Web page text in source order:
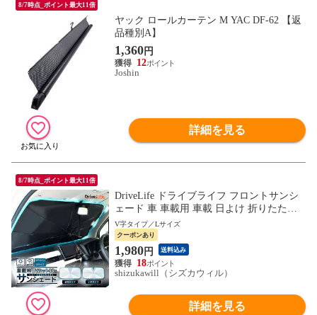
8/7時点_ポイント最大11倍
ヤック ロールカーテン M YAC DF-62 【返
品種別A】
1,360円
12
Joshin
詳細を見る
8/7時点_ポイント最大11倍
DriveLife ドライブライフ フロントサンシ
ェード 車 車載用 車載 日よけ 折りたたみ
車用 ドライブライフ V字タイプ SS02 L 1
個入り
V字タイプ／Lサイズ
クーポンあり
1,980円 送料込み
18
shizukawill（シズカウィル）
詳細を見る